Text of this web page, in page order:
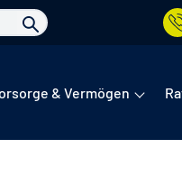
sich per Tab steuern.
& Vermögen